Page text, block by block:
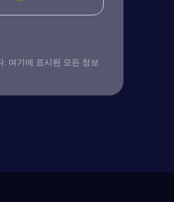
여기에 표시된 모든 정보